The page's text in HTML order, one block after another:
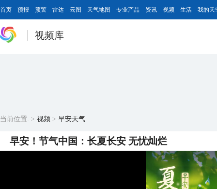
首页 预报 预警 雷达 云图 天气地图 专业产品 资讯 视频 生活 我的天
视频库
当前位置: > 视频 > 早安天气
早安！节气中国：长夏长安 无忧灿烂